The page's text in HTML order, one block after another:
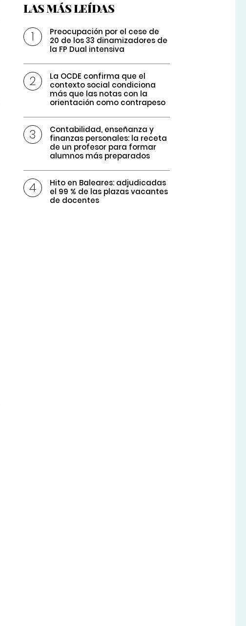
LAS MÁS LEÍDAS
Preocupación por el cese de
20 de los 33 dinamizadores de
la FP Dual intensiva
La OCDE confirma que el
contexto social condiciona
más que las notas con la
orientación como contrapeso
Contabilidad, enseñanza y
finanzas personales: la receta
de un profesor para formar
alumnos más preparados
Hito en Baleares: adjudicadas
el 99 % de las plazas vacantes
de docentes